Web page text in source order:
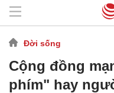
Đời sống
Cộng đồng
phím" hay